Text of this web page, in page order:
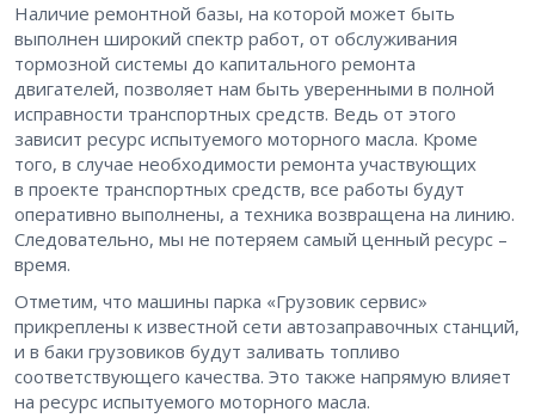
Наличие ремонтной базы, на которой может быть
выполнен широкий спектр работ, от обслуживания
тормозной системы до капитального ремонта
двигателей, позволяет нам быть уверенными в полной
исправности транспортных средств. Ведь от этого
зависит ресурс испытуемого моторного масла. Кроме
того, в случае необходимости ремонта участвующих
в проекте транспортных средств, все работы будут
оперативно выполнены, а техника возвращена на линию.
Следовательно, мы не потеряем самый ценный ресурс – ​
время.
Отметим, что машины парка «Грузовик сервис»
прикреплены к известной сети автозаправочных станций,
и в баки грузовиков будут заливать топливо
соответствующего качества. Это также напрямую влияет
на ресурс испытуемого моторного масла.